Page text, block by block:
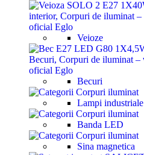
Veioze
Becuri
Lampi industriale
Banda LED
Sina magnetica